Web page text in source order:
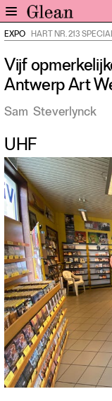
Nieuws
Expo
Interviews
Events
Meer
Alle nummers
Aanmelden
Abonneren
Adverteren
Nieuwsbrief
Over GLEAN
Contact
Waar is GLEAN
Privacy
Instagram
EXPO HART NR. 213
Vijf
Antwerp Art
Sam Steverlynck
UHF